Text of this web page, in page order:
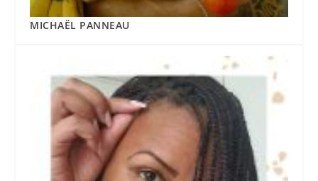
MICHAËL PANNEAU